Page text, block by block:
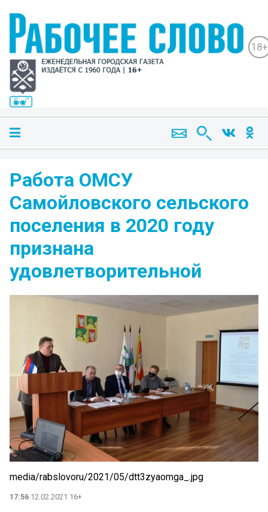
18+
Работа ОМСУ
Самойловского сельского
поселения в 2020 году
признана
удовлетворительной
media/rabslovoru/2021/05/dtt3zyaomga_.jpg
17:56 12.02.2021 16+